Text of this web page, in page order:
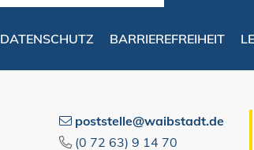
DATENSCHUTZ BARRIEREFREIHEIT
poststelle@waibstadt.de
(0 72 63) 9 14 70